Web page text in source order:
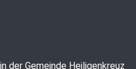
der Gemeinde Heiligenkreuz